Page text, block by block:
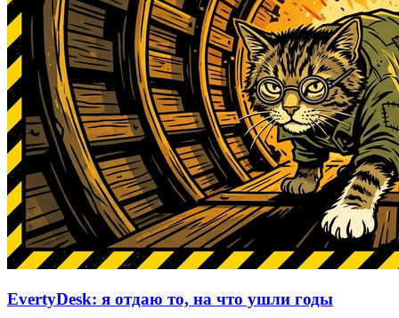
EvertyDesk: я отдаю то, на что ушли годы